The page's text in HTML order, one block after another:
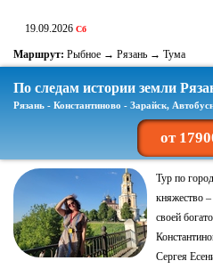
19.09.2026 Сб
Маршрут: Рыбное → Рязань → Тума
По следам истории земли
Рязань - Константиново - Зарайск,
от
Тур по
княжество
своей
Сергея